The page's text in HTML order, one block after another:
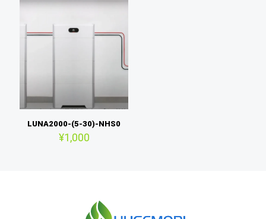
LUNA2000-(5-30)-NHS0
¥1,000